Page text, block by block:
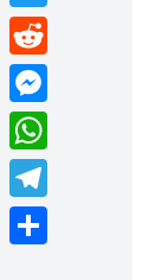
a
c
e
b
o
o
k
T
w
i
t
t
e
R
e
d
d
M
e
s
s
W
h
a
T